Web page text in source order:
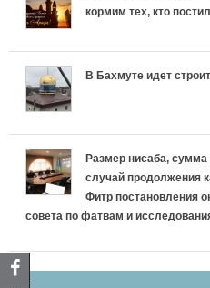
кормим тех, кто
В Бахмуте идет
Размер нисаба, сумма
случай продолжения
Фитр постановления
совета по фатвам и